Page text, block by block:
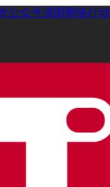
公众号清朗网络行动